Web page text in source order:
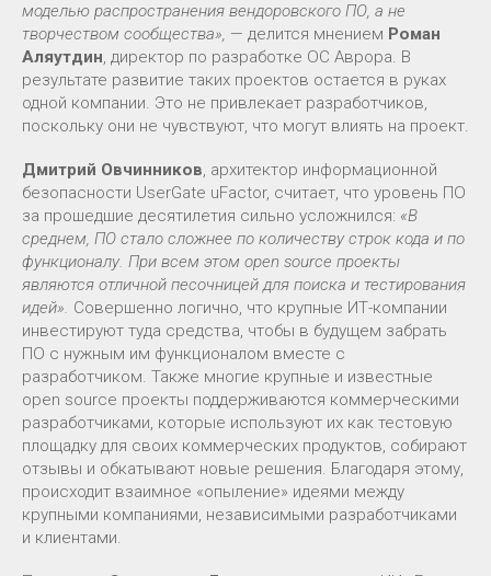
моделью распространения вендоровского ПО, а не
творчеством сообщества», — делится мнением Роман
Аляутдин, директор по разработке ОС Аврора. В
результате развитие таких проектов остается в руках
одной компании. Это не привлекает разработчиков,
поскольку они не чувствуют, что могут влиять на проект.
Дмитрий Овчинников, архитектор информационной
безопасности UserGate uFactor, считает, что уровень ПО
за прошедшие десятилетия сильно усложнился: «В
среднем, ПО стало сложнее по количеству строк кода и по
функционалу. При всем этом open source проекты
являются отличной песочницей для поиска и тестирования
идей». Совершенно логично, что крупные ИТ-компании
инвестируют туда средства, чтобы в будущем забрать
ПО с нужным им функционалом вместе с
разработчиком. Также многие крупные и известные
open source проекты поддерживаются коммерческими
разработчиками, которые используют их как тестовую
площадку для своих коммерческих продуктов, собирают
отзывы и обкатывают новые решения. Благодаря этому,
происходит взаимное «опыление» идеями между
крупными компаниями, независимыми разработчиками
и клиентами.